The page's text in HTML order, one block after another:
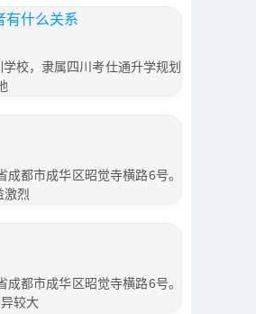
有什么关系
校，隶属四川考仕通升学规划
都市成华区昭觉寺横路6号。
激烈
都市成华区昭觉寺横路6号。
较大